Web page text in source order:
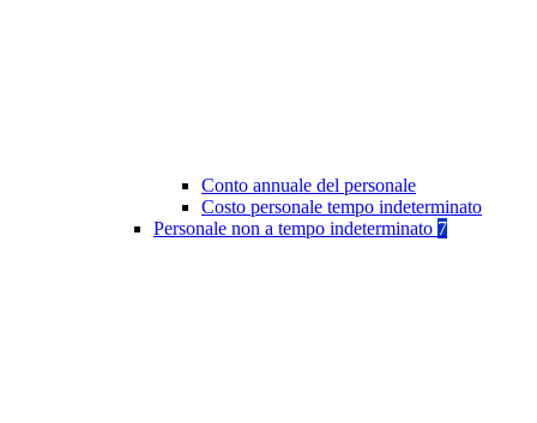
Conto annuale del personale
Costo personale tempo indeterminato
Personale non a tempo indeterminato 7